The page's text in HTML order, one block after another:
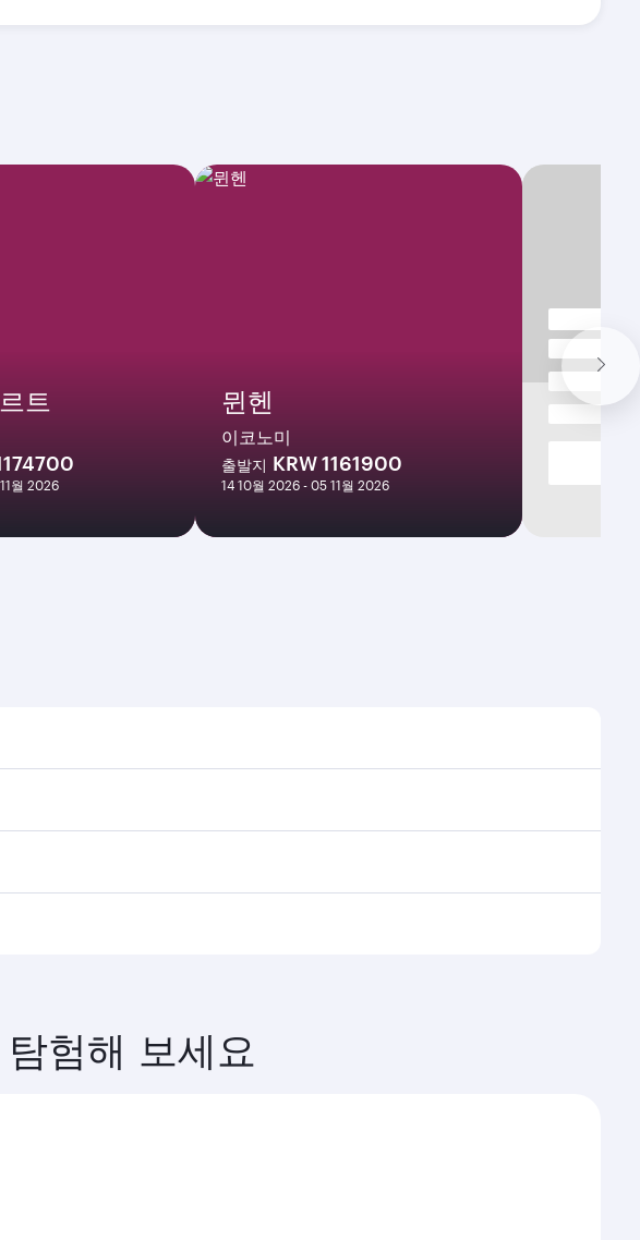
트
월 2026
뮌헨
이코노미
출발지 KRW 1161900
14 10월 2026 - 05 11월 2026
편수를 확인할 수 있습니다.
지를 연결하며, 하마드 국제공항에서 원활하고 효율적인 환승을 제공합니
스(일부 항공기에 Q스위트 제공)와 이코노미 클래스를 이용할 수 있습니
험해 보세요